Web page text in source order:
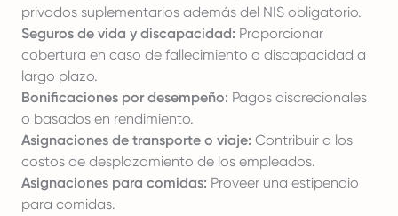
privados suplementarios además del NIS obligatorio.
Seguros de vida y discapacidad: Proporcionar
cobertura en caso de fallecimiento o discapacidad a
largo plazo.
Bonificaciones por desempeño: Pagos discrecionales
o basados en rendimiento.
Asignaciones de transporte o viaje: Contribuir a los
costos de desplazamiento de los empleados.
Asignaciones para comidas: Proveer una estipendio
para comidas.